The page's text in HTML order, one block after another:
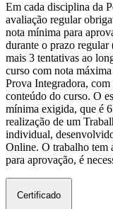
Em cada disciplina da
avaliação regular
nota mínima para
durante o prazo regular
mais 3 tentativas ao
curso com nota
Prova Integradora,
conteúdo do curso. O
mínima exigida, que é
realização de um
individual,
Online. O trabalho tem
para aprovação, é
Certificado